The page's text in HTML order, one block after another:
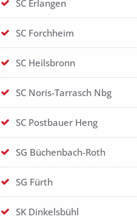
SC Erlangen
SC Forchheim
SC Heilsbronn
SC Noris-Tarrasch Nbg
SC Postbauer Heng
SG Büchenbach-Roth
SG Fürth
SK Dinkelsbühl